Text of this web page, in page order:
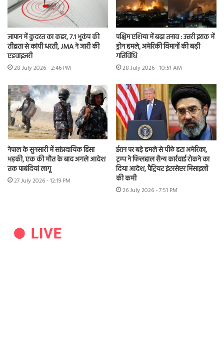
जापान में कुदरत का कहर, 7.1 भूकंप की
तीव्रता से कांपी धरती, JMA ने जारी की
एडवाइजरी
28 July 2026 - 2:46 PM
पश्चिम एशिया में बढ़ा तनाव : उत्तरी इराक में
ड्रोन हमले, अमेरिकी विमानों की बढ़ी
गतिविधि
28 July 2026 - 10:51 AM
नेपाल के सुनसारी में सांप्रदायिक हिंसा
भड़की, एक की मौत के बाद अगले आदेश
तक पाबंदियां लागू
27 July 2026 - 12:19 PM
ईरान पर बड़े हमले से पीछे हटा अमेरिका,
ट्रम्प ने फिलहाल सैन्य कार्रवाई रोकने का
दिया आदेश, पैट्रियट इंटरसेप्टर मिसाइलों
की कमी
26 July 2026 - 7:51 PM